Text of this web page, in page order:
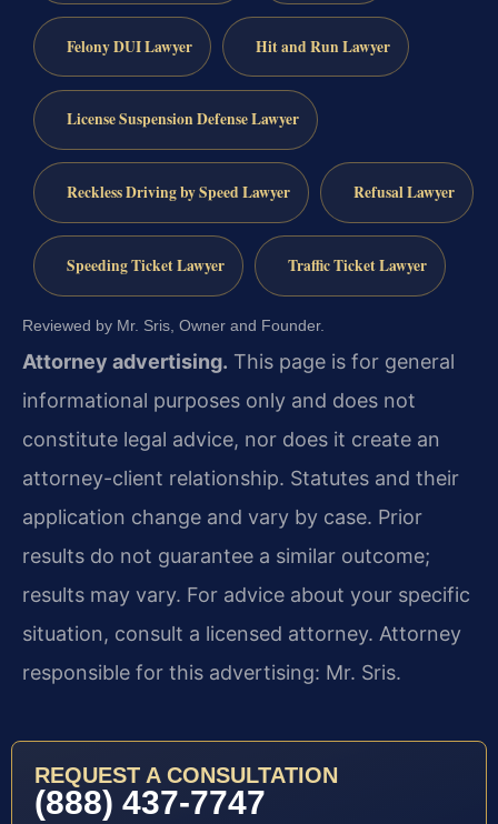
Felony DUI Lawyer Hit and Run Lawyer
License Suspension Defense Lawyer
Reckless Driving by Speed Lawyer Refusal Lawyer
Speeding Ticket Lawyer Traffic Ticket Lawyer
Reviewed by Mr. Sris, Owner and Founder.
Attorney advertising. This page is for general
informational purposes only and does not
constitute legal advice, nor does it create an
attorney-client relationship. Statutes and their
application change and vary by case. Prior
results do not guarantee a similar outcome;
results may vary. For advice about your specific
situation, consult a licensed attorney. Attorney
responsible for this advertising: Mr. Sris.
REQUEST A CONSULTATION
(888) 437-7747